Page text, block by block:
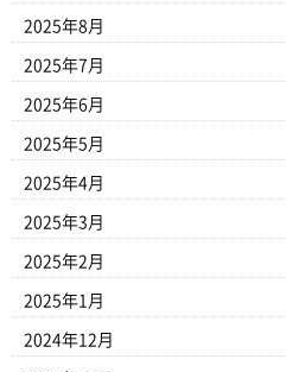
2025年8月
2025年7月
2025年6月
2025年5月
2025年4月
2025年3月
2025年2月
2025年1月
2024年12月